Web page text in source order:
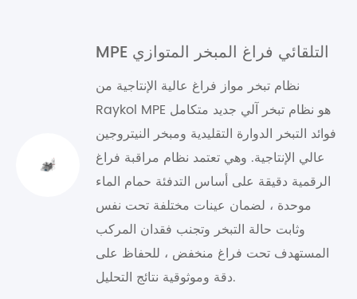
MPE التلقائي فراغ المبخر المتوازي
نظام تبخر مواز فراغ عالية الإنتاجية من
Raykol MPE هو نظام تبخر آلي جديد متكامل
فوائد التبخر الدوارة التقليدية ومبخر النيتروجين
عالي الإنتاجية. وهي تعتمد نظام مراقبة فراغ
الرقمية دقيقة على أساس التدفئة حمام الماء
موحدة ، لضمان عينات مختلفة تحت نفس
وثابت حالة التبخر وتجنب فقدان المركب
المستهدف تحت فراغ منخفض ، للحفاظ على
دقة وموثوقية نتائج التحليل.